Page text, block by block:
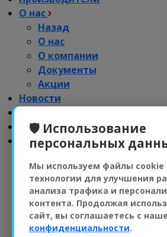
🛡️ Использование
персональных
Мы используем файлы cookie
технологии для улучшения
анализа трафика и
контента. Продолжая
сайт, вы соглашаетесь с
конфиденциальности.
О нас
Назад
О нас
О компании
Документы
Акции
Новости
Импортозамещение
Дилерам
Назад
Дилерам
Обучение
Реклама
Партнерский портфель
Рализация проектов